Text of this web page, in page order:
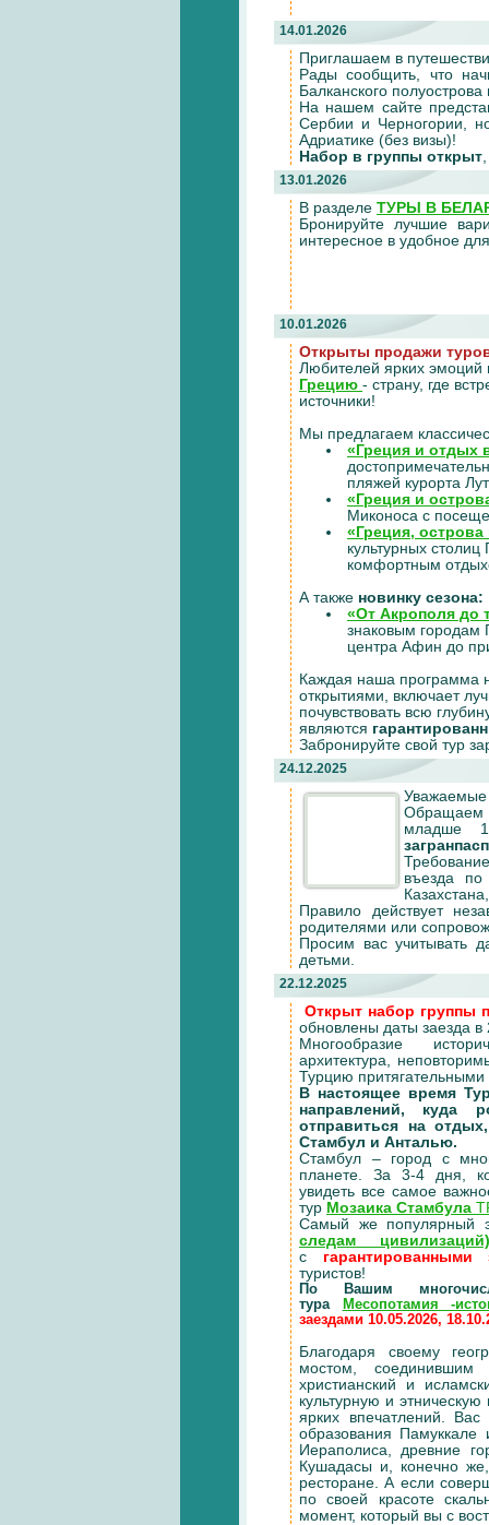
14.01.2026
Приглашаем в
Рады сообщить, что
Балканского полуострова
На нашем сайте
Сербии и Черногории,
Адриатике (без визы)!
Набор в группы открыт
13.01.2026
В разделе ТУРЫ В
Бронируйте лучшие
интересное в удобное
10.01.2026
Открыты продажи
Любителей ярких эмоций
Грецию - страну, где
источники!
Мы предлагаем
«Греция и отдых
пляжей курорта
«Греция и
Миконоса с
«Греция,
культурных
комфортным
А также новинку сезона:
«От Акрополя до
знаковым городам
центра Афин до
Каждая наша программа
открытиями, включает
почувствовать всю
являются
Забронируйте свой тур
24.12.2025
Уважаемые
Обращаем
младше
въезда по
Правило действует
родителями или
Просим вас учитывать
детьми.
22.12.2025
Открыт набор группы
обновлены даты заезда в
Многообразие
архитектура,
Турцию притягательными
В настоящее время
направлений, куда
отправиться на
Стамбул и Анталью.
Стамбул – город с
планете. За 3-4 дня,
увидеть все самое
тур Мозаика Стамбула
Самый же популярный
следам цивилизаций)
с гарантированными
туристов!
По Вашим
тура
Месопотамия -
заездами 10.05.2026,
Благодаря своему
мостом,
христианский и
культурную и
ярких впечатлений.
образования
Иераполиса, древние
Кушадасы и, конечно
ресторане. А если
по своей красоте
момент, который вы с